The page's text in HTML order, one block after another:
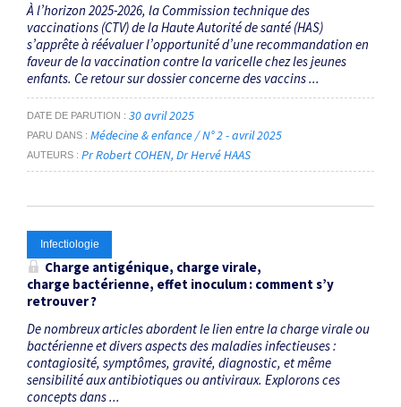
À l’horizon 2025-2026, la Commission technique des
vaccinations (CTV) de la Haute Autorité de santé (HAS)
s’apprête à réévaluer l’opportunité d’une recommandation en
faveur de la vaccination contre la varicelle chez les jeunes
enfants. Ce retour sur dossier concerne des vaccins ...
DATE DE PARUTION 30 avril 2025
PARU DANS Médecine & enfance / N° 2 - avril 2025
AUTEURS Pr Robert COHEN Dr Hervé HAAS
Infectiologie
Charge antigénique, charge virale,
charge bactérienne, effet inoculum : comment s’y
retrouver ?
De nombreux articles abordent le lien entre la charge virale ou
bactérienne et divers aspects des maladies infectieuses :
contagiosité, symptômes, gravité, diagnostic, et même
sensibilité aux antibiotiques ou antiviraux. Explorons ces
concepts dans ...